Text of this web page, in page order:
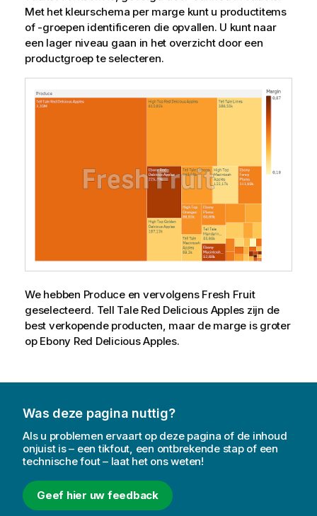
Met het kleurschema per marge kunt u productitems
of -groepen identificeren die opvallen. U kunt naar
een lager niveau gaan in het overzicht door een
productgroep te selecteren.
We hebben Produceen vervolgens Fresh Fruit
geselecteerd. Tell Tale Red Delicious Apples zijn de
best verkopende producten, maar de marge is groter
op Ebony Red Delicious Apples.
Was deze pagina nuttig?
Als u problemen ervaart op deze pagina of de inhoud
onjuist is – een tikfout, een ontbrekende stap of een
technische fout – laat het ons weten!
Geef hier uw feedback